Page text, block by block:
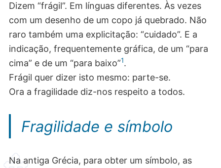
Dizem “frágil”. Em línguas diferentes. Às vezes
com um desenho de um copo já quebrado. Não
raro também uma explicitação: “cuidado”. E a
indicação, frequentemente gráfica, de um “para
cima” e de um “para baixo”1.
Frágil quer dizer isto mesmo: parte-se.
Ora a fragilidade diz-nos respeito a todos.
Fragilidade e símbolo
Na antiga Grécia, para obter um símbolo, as